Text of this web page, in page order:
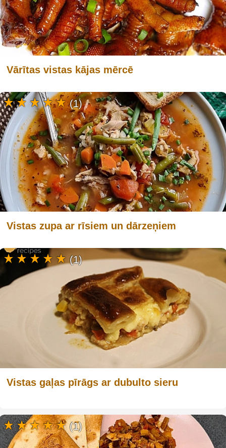
Vārītas vistas kājas mērcē
Vistas zupa ar rīsiem un dārzeņiem
(1)
Vistas gaļas pīrāgs ar dubulto sieru
(1)
(1)